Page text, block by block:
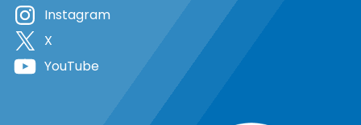
Instagram
X
YouTube